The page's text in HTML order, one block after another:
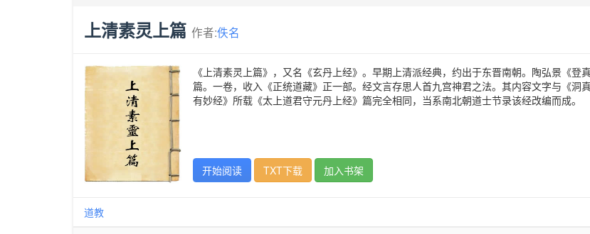
上清素灵上篇 作者:佚名
《上清素灵上篇》，又名《玄丹上经》。早期上清派经典，约出于东晋南朝。陶弘景《登
篇。一卷，收入《正统道藏》正一部。经文言存思人首九宫神君之法。其内容文字与《洞
有妙经》所载《太上道君守元丹上经》篇完全相同，当系南北朝道士节录该经改编而成。
开始阅读 TXT下载 加入书架
道教